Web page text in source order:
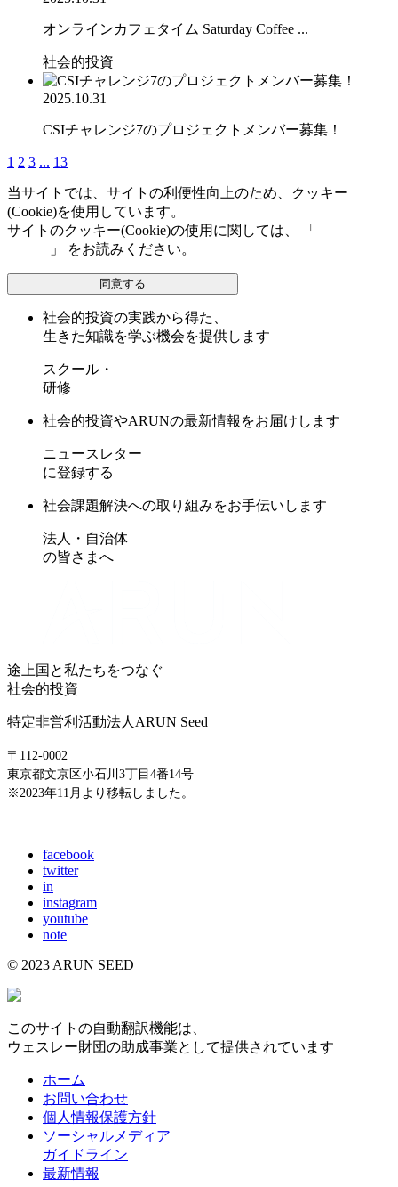
オンラインカフェタイム Saturday Coffee ...
社会的投資
2025.10.31
CSIチャレンジ7のプロジェクトメンバー募集！
1 2 3 ... 13
当サイトでは、サイトの利便性向上のため、クッキー
(Cookie)を使用しています。
サイトのクッキー(Cookie)の使用に関しては、 「
」 をお読みください。
同意する
社会的投資の実践から得た、
生きた知識を学ぶ機会を提供します
スクール・
研修
社会的投資やARUNの最新情報をお届けします
ニュースレター
に登録する
社会課題解決への取り組みをお手伝いします
法人・自治体
の皆さまへ
途上国と私たちをつなぐ
社会的投資
特定非営利活動法人ARUN Seed
〒112-0002
東京都文京区小石川3丁目4番14号
※2023年11月より移転しました。
facebook
twitter
in
instagram
youtube
note
© 2023 ARUN SEED
このサイトの自動翻訳機能は、
ウェスレー財団の助成事業として提供されています
ホーム
お問い合わせ
個人情報保護方針
ソーシャルメディア
ガイドライン
最新情報